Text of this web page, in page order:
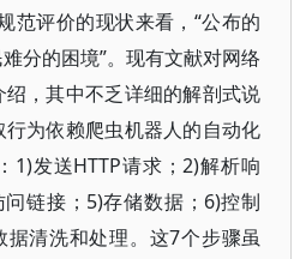
范评价的现状来看，“公布的
分的困境”。现有文献对网络
，其中不乏详细的解剖式说
为依赖爬虫机器人的自动化
1)发送HTTP请求；2)解析响
链接；5)存储数据；6)控制
据清洗和处理。这7个步骤虽